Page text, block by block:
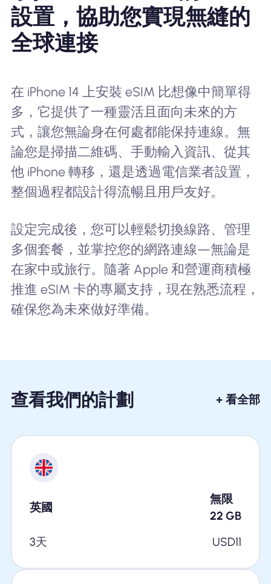
設置，協助您實現無縫的
全球連接
在 iPhone 14 上安裝 eSIM 比想像中簡單得
多，它提供了一種靈活且面向未來的方
式，讓您無論身在何處都能保持連線。無
論您是掃描二維碼、手動輸入資訊、從其
他 iPhone 轉移，還是透過電信業者設置，
整個過程都設計得流暢且用戶友好。
設定完成後，您可以輕鬆切換線路、管理
多個套餐，並掌控您的網路連線—無論是
在家中或旅行。隨著 Apple 和營運商積極
推進 eSIM 卡的專屬支持，現在熟悉流程，
確保您為未來做好準備。
查看我們的計劃 + 看全部
英國
無限
22 GB
3天
USD11